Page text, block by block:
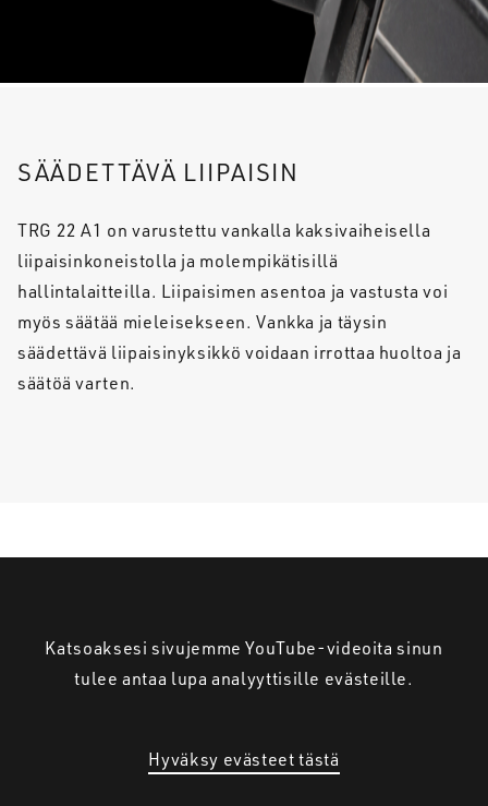
SÄÄDETTÄVÄ LIIPAISIN
TRG 22 A1 on varustettu vankalla kaksivaiheisella
liipaisinkoneistolla ja molempikätisillä
hallintalaitteilla. Liipaisimen asentoa ja vastusta voi
myös säätää mieleisekseen. Vankka ja täysin
säädettävä liipaisinyksikkö voidaan irrottaa huoltoa ja
säätöä varten.
Katsoaksesi sivujemme YouTube-videoita sinun
tulee antaa lupa analyyttisille evästeille.
Hyväksy evästeet tästä